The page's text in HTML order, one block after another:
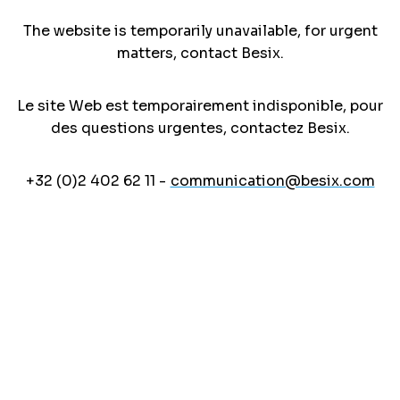
The website is temporarily unavailable, for urgent
matters, contact Besix.
Le site Web est temporairement indisponible, pour
des questions urgentes, contactez Besix.
+32 (0)2 402 62 11 - communication@besix.com